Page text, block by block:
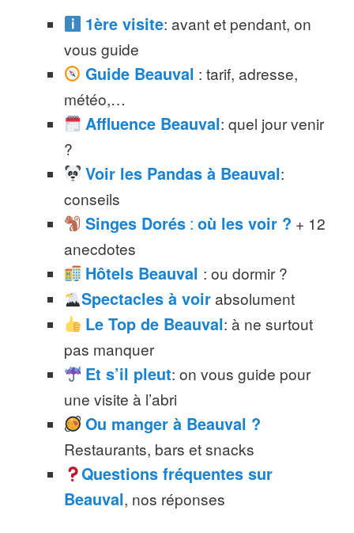
1ère visite: avant et pendant, on
vous guide
Guide Beauval : tarif, adresse,
météo,…
Affluence Beauval: quel jour venir
?
Voir les Pandas à Beauval:
conseils
Singes Dorés: où les voir ? + 12
anecdotes
Hôtels Beauval : ou dormir ?
Spectacles à voirabsolument
Le Top de Beauval: à ne surtout
pas manquer
Et s’il pleut: on vous guide pour
une visite à l’abri
Ou manger à Beauval ?
Restaurants, bars et snacks
Questions fréquentes sur
Beauval, nos réponses